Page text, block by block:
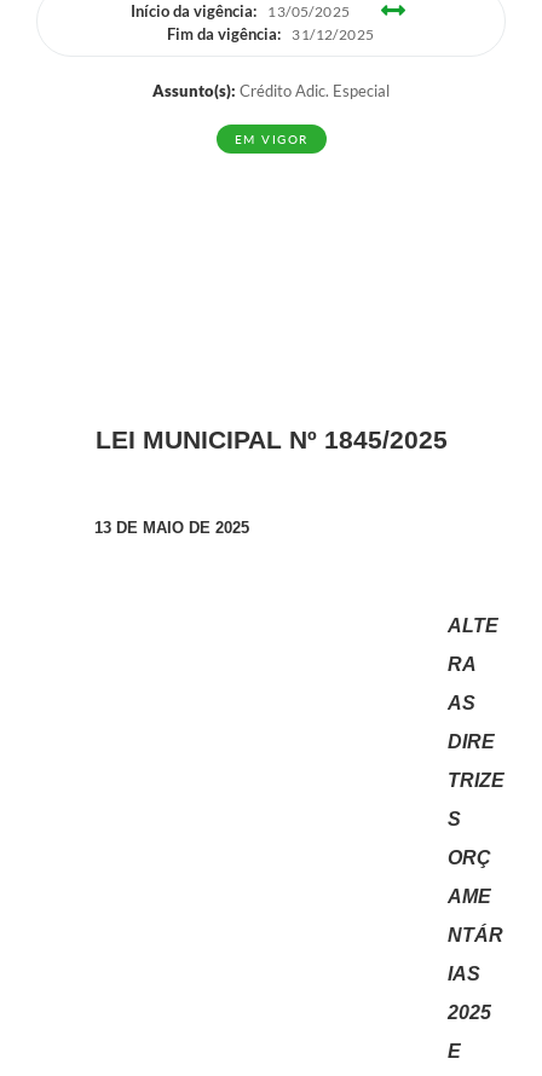
Início da vigência: 13/05/2025
Fim da vigência: 31/12/2025
Assunto(s): Crédito Adic. Especial
EM VIGOR
LEI MUNICIPAL Nº 1845/2025
13 DE MAIO DE 2025
ALTE
RA
AS
DIRE
TRIZE
S
ORÇ
AME
NTÁR
IAS
2025
E